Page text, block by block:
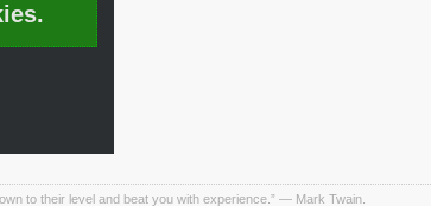
to their level and beat you with experience.” ― Mark Twain.